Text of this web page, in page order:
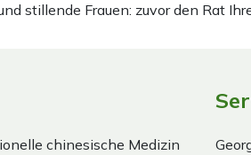
stillende Frauen: zuvor den Rat
chinesische Medizin